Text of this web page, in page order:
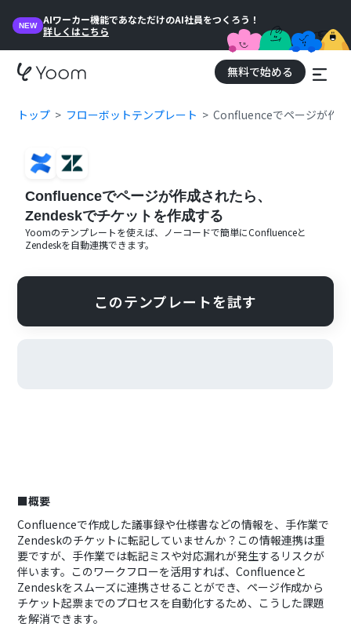
NEW
AIワーカー機能であなただけのAI社員をつくろう！
詳しくはこちら
無料で始める
トップ フローボットテンプレート Confluenceでページが作
Confluenceでページが作成されたら、
Zendeskでチケットを作成する
Yoomのテンプレートを使えば、ノーコードで簡単にConfluenceと
Zendeskを自動連携できます。
このテンプレートを試す
■概要
Confluenceで作成した議事録や仕様書などの情報を、手作業で
Zendeskのチケットに転記していませんか？この情報連携は重
要ですが、手作業では転記ミスや対応漏れが発生するリスクが
伴います。このワークフローを活用すれば、Confluenceと
Zendeskをスムーズに連携させることができ、ページ作成から
チケット起票までのプロセスを自動化するため、こうした課題
を解消できます。